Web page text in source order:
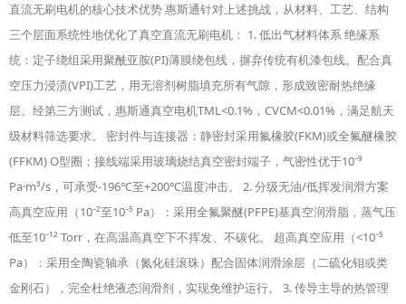
直流无刷电机的核心技术优势 惠斯通针对上述挑战，从材料、工艺、结构
三个层面系统性地优化了真空直流无刷电机： 1. 低出气材料体系 绝缘系
统：定子绕组采用聚酰亚胺(PI)薄膜绕包线，摒弃传统有机漆包线。配合真
空压力浸渍(VPI)工艺，用无溶剂树脂填充所有气隙，形成致密耐热绝缘
层。经第三方测试，惠斯通真空电机TML<0.1%，CVCM<0.01%，满足航天
级材料筛选要求。 密封件与连接器：静密封采用氟橡胶(FKM)或全氟醚橡胶
(FFKM) O型圈；接线端采用玻璃烧结真空密封端子，气密性优于10⁻⁹
Pa·m³/s，可承受-196℃至+200℃温度冲击。 2. 分级无油/低挥发润滑方案
高真空应用（10⁻²至10⁻⁵ Pa）：采用全氟聚醚(PFPE)基真空润滑脂，蒸气压
低至10⁻¹² Torr，在高温高真空下不挥发、不碳化。 超高真空应用（<10⁻⁵
Pa）：采用全陶瓷轴承（氮化硅滚珠）配合固体润滑涂层（二硫化钼或类
金刚石），完全杜绝液态润滑剂，实现免维护运行。 3. 传导主导的热管理